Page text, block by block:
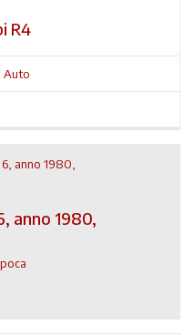
R4
Auto
anno 1980,